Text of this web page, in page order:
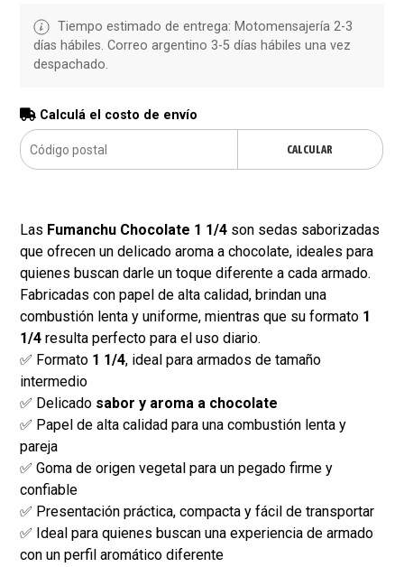
Tiempo estimado de entrega: Motomensajería 2-3
días hábiles. Correo argentino 3-5 días hábiles una vez
despachado.
Calculá el costo de envío
CALCULAR
Las Fumanchu Chocolate 1 1/4 son sedas saborizadas
que ofrecen un delicado aroma a chocolate, ideales para
quienes buscan darle un toque diferente a cada armado.
Fabricadas con papel de alta calidad, brindan una
combustión lenta y uniforme, mientras que su formato 1
1/4 resulta perfecto para el uso diario.
✅ Formato 1 1/4, ideal para armados de tamaño
intermedio
✅ Delicado sabor y aroma a chocolate
✅ Papel de alta calidad para una combustión lenta y
pareja
✅ Goma de origen vegetal para un pegado firme y
confiable
✅ Presentación práctica, compacta y fácil de transportar
✅ Ideal para quienes buscan una experiencia de armado
con un perfil aromático diferente